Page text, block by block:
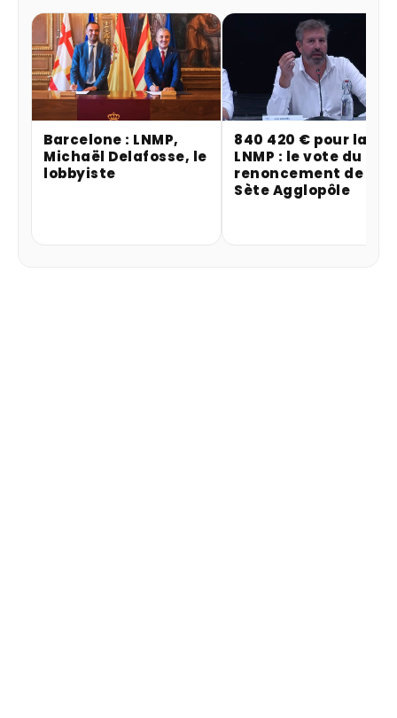
Barcelone : LNMP,
Michaël Delafosse, le
lobbyiste
840 420 € pour la
LNMP : le vote du
renoncement de
Sète Agglopôle